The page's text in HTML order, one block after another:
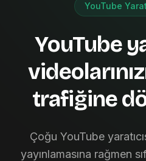
YouTube
YouTube
trafiğine
Çoğu YouTube
yayınlamasına rağmen